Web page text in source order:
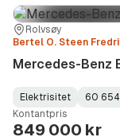
Sted:Rolvsøy
Forhandler:
Bertel O. Steen
Mercedes-Benz
Fuel
Type:
Elektrisitet
Kilometerstand:
60
Model
Year:
Gearbox
Type:
Kontantpris
849 000 kr